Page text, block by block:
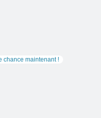
chance maintenant !